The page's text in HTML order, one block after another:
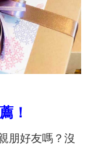
！
朋好友嗎？沒